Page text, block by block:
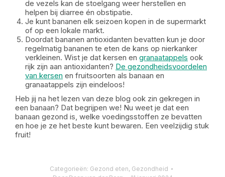
de vezels kan de stoelgang weer herstellen en
helpen bij diarree én obstipatie.
Je kunt bananen elk seizoen kopen in de supermarkt
of op een lokale markt.
Doordat bananen antioxidanten bevatten kun je door
regelmatig bananen te eten de kans op nierkanker
verkleinen. Wist je dat kersen en granaatappels ook
rijk zijn aan antioxidanten? De gezondheidsvoordelen
van kersen en fruitsoorten als banaan en
granaatappels zijn eindeloos!
Heb jij na het lezen van deze blog ook zin gekregen in
een banaan? Dat begrijpen we! Nu weet je dat een
banaan gezond is, welke voedingsstoffen ze bevatten
en hoe je ze het beste kunt bewaren. Een veelzijdig stuk
fruit!
Categorieën: Gezond eten, Gezondheid